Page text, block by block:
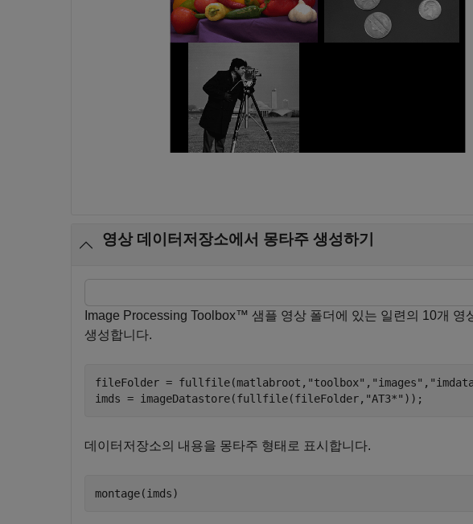
영상 데이터저장소에서 몽타주 생성하기
Image Processing Toolbox™ 샘플 영상 폴더에 있는 일련의 10개 영
생성합니다.
fileFolder = fullfile(matlabroot, "toolbox" , "images" ,
imds = imageDatastore(fullfile(fileFolder, "AT3*" ));
데이터저장소의 내용을 몽타주 형태로 표시합니다.
montage(imds)